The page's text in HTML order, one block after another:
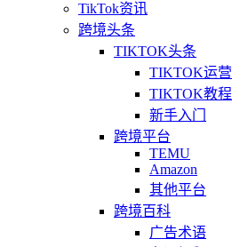
TikTok资讯
跨境头条
TIKTOK头条
TIKTOK运营
TIKTOK教程
新手入门
跨境平台
TEMU
Amazon
其他平台
跨境百科
广告术语